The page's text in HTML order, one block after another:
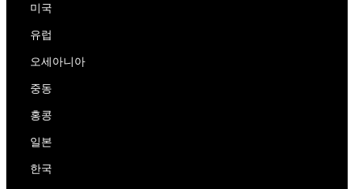
미국
유럽
오세아니아
중동
홍콩
일본
한국